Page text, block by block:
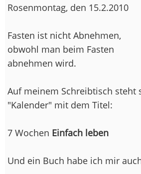
Rosenmontag, den 15.2.2010
Fasten ist nicht Abnehmen,
obwohl man beim Fasten
abnehmen wird.
Auf meinem Schreibtisch steht
"Kalender" mit dem Titel:
7 Wochen Einfach leben
Und ein Buch habe ich mir